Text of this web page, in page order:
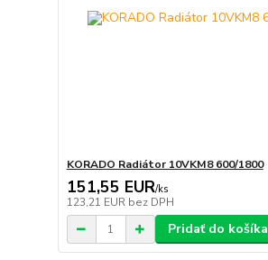
KORADO Radiátor 10VKM8 600/1800
151,55 EUR/ks
123,21 EUR bez DPH
Pridať do košíka